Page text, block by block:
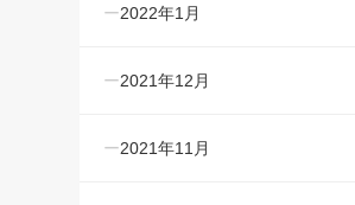
2022年1月
2021年12月
2021年11月